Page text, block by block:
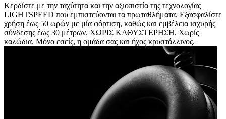
Κερδίστε με την ταχύτητα και την αξιοπιστία της τεχνολογίας
LIGHTSPEED που εμπιστεύονται τα πρωταθλήματα. Εξασφαλίστε
χρήση έως 50 ωρών με μία φόρτιση, καθώς και εμβέλεια ισχυρής
σύνδεσης έως 30 μέτρων. ΧΩΡΙΣ ΚΑΘΥΣΤΕΡΗΣΗ. Χωρίς
καλώδια. Μόνο εσείς, η ομάδα σας και ήχος κρυστάλλινος.